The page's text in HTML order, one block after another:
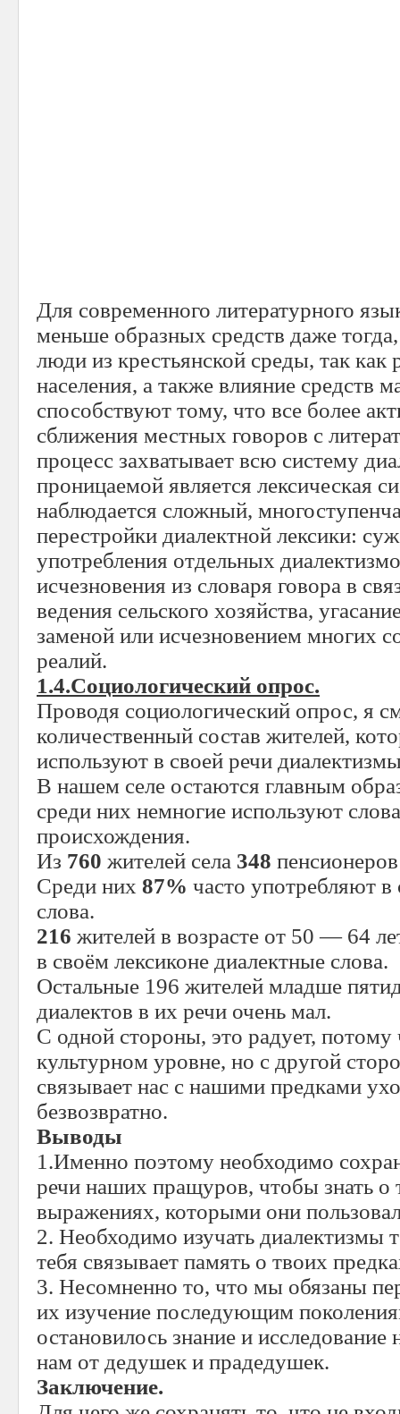
Для современного литературного
меньше образных средств даже
люди из крестьянской среды, так как
населения, а также влияние средств
способствуют тому, что все более
сближения местных говоров с
процесс захватывает всю систему
проницаемой является лексическая
наблюдается сложный,
перестройки диалектной лексики:
употребления отдельных
исчезновения из словаря говора в
ведения сельского хозяйства,
заменой или исчезновением многих
реалий.
1.4.Социологический опрос.
Проводя социологический опрос, я
количественный состав жителей,
используют в своей речи
В нашем селе остаются главным
среди них немногие используют
происхождения.
Из 760 жителей села 348
Среди них 87% часто употребляют в
слова.
216 жителей в возрасте от 50 — 64
в своём лексиконе диалектные слова.
Остальные 196 жителей младше
диалектов в их речи очень мал.
С одной стороны, это радует, потому
культурном уровне, но с другой
связывает нас с нашими предками
безвозвратно.
Выводы
1.Именно поэтому необходимо
речи наших пращуров, чтобы знать о
выражениях, которыми они
2. Необходимо изучать диалектизмы
тебя связывает память о твоих
3. Несомненно то, что мы обязаны
их изучение последующим
остановилось знание и исследование
нам от дедушек и прадедушек.
Заключение.